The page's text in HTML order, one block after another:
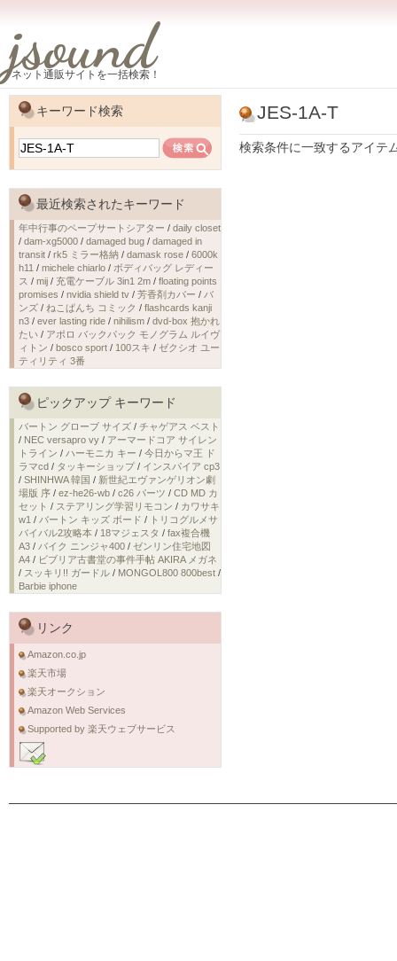
jsound
ネット通販サイトを一括検索！
JES-1A-T
検索条件に一致するアイテ
キーワード検索
最近検索されたキーワード
年中行事のペープサートシアター / daily closet
/ dam-xg5000 / damaged bug / damaged in
transit / rk5 ミラー格納 / damask rose / 6000k
h11 / michele chiarlo / ボディバッグ レディー
ス / mij / 充電ケーブル 3in1 2m / floating points
promises / nvidia shield tv / 芳香剤カバー / バ
ンズ / ねこぱんち コミック / flashcards kanji
n3 / ever lasting ride / nihilism / dvd-box 抱かれ
たい / アポロ バックパック モノグラム ルイヴ
ィトン / bosco sport / 100スキ / ゼクシオ ユー
ティリティ 3番
ピックアップ キーワード
バートン グローブ サイズ / チャゲアス ベスト
/ NEC versapro vy / アーマードコア サイレン
トライン / ハーモニカ キー / 今日からマ王 ド
ラマcd / タッキーショップ/ インスパイア cp3
/ SHINHWA 韓国 / 新世紀エヴァンゲリオン劇
場版 序 / ez-he26-wb / c26 パーツ / CD MD カ
セット / ステアリング学習リモコン / カワサキ
w1 / バートン キッズ ボード / トリコグルメサ
バイバル2攻略本 / 18マジェスタ / fax複合機
A3 / バイク ニンジャ400 / ゼンリン住宅地図
A4 / ビブリア古書堂の事件手帖 AKIRA メガネ
/ スッキリ!! ガードル / MONGOL800 800best /
Barbie iphone
リンク
Amazon.co.jp
楽天市場
楽天オークション
Amazon Web Services
Supported by 楽天ウェブサービス